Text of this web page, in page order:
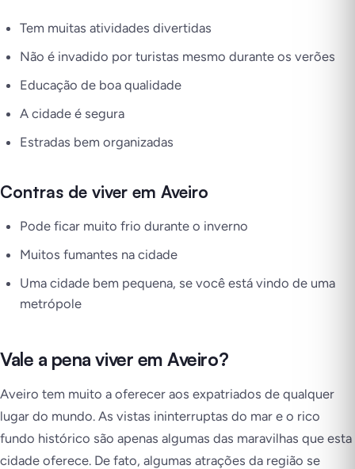
Tem muitas atividades divertidas
Não é invadido por turistas mesmo durante os verões
Educação de boa qualidade
A cidade é segura
Estradas bem organizadas
Contras de viver em Aveiro
Pode ficar muito frio durante o inverno
Muitos fumantes na cidade
Uma cidade bem pequena, se você está vindo de uma
metrópole
Vale a pena viver em Aveiro?
Aveiro tem muito a oferecer aos expatriados de qualquer
lugar do mundo. As vistas ininterruptas do mar e o rico
fundo histórico são apenas algumas das maravilhas que esta
cidade oferece. De fato, algumas atrações da região se